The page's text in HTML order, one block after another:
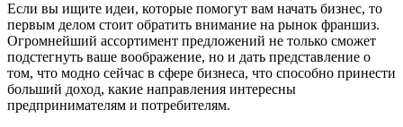
Если вы ищите идеи, которые помогут вам начать бизнес, то
первым делом стоит обратить внимание на рынок франшиз.
Огромнейший ассортимент предложений не только сможет
подстегнуть ваше воображение, но и дать представление о
том, что модно сейчас в сфере бизнеса, что способно принести
больший доход, какие направления интересны
предпринимателям и потребителям.